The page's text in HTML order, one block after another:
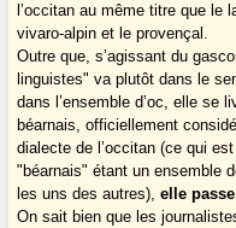
l’occitan au même titre que le
vivaro-alpin et le provençal.
Outre que, s’agissant du
linguistes" va plutôt dans le
dans l’ensemble d’oc, elle se
béarnais, officiellement
dialecte de l’occitan (ce qui
"béarnais" étant un ensemble
les uns des autres),elle
On sait bien que les